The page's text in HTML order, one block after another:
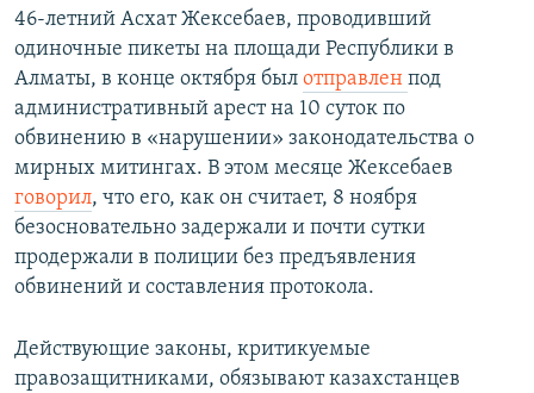
46-летний Асхат Жексебаев, проводивший
одиночные пикеты на площади Республики в
Алматы, в конце октября был отправлен под
административный арест на 10 суток по
обвинению в «нарушении» законодательства о
мирных митингах. В этом месяце Жексебаев
говорил, что его, как он считает, 8 ноября
безосновательно задержали и почти сутки
продержали в полиции без предъявления
обвинений и составления протокола.
Действующие законы, критикуемые
правозащитниками, обязывают казахстанцев